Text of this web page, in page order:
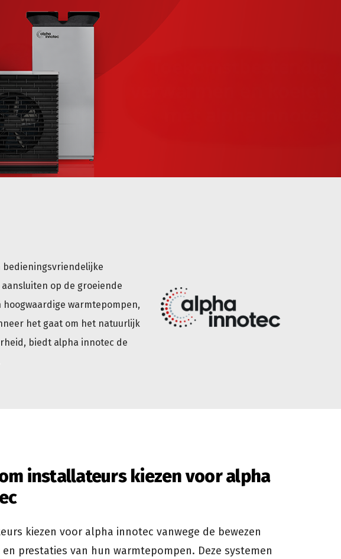
bedieningsvriendelijke
op de groeiende
warmtepompen,
het gaat om het natuurlijk
biedt alpha innotec de
installateurs kiezen voor alpha
kiezen voor alpha innotec vanwege de bewezen
prestaties van hun warmtepompen. Deze systemen